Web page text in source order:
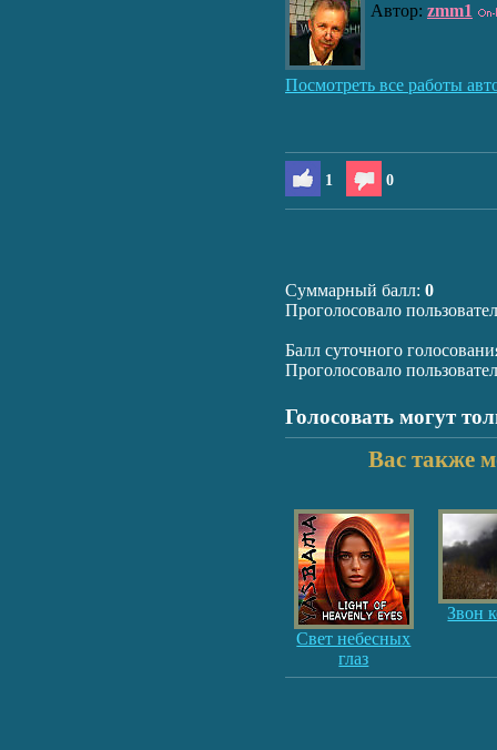
Автор: zmm1
Посмотреть все работы
1 0
Суммарный балл: 0
Проголосовало
Балл суточного
Проголосовало
Голосовать могут
Вас также
Свет небесных
глаз
Звон